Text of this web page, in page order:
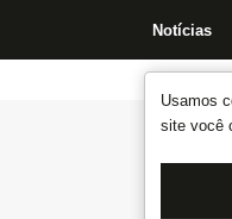
Usamos
site você
Notícias